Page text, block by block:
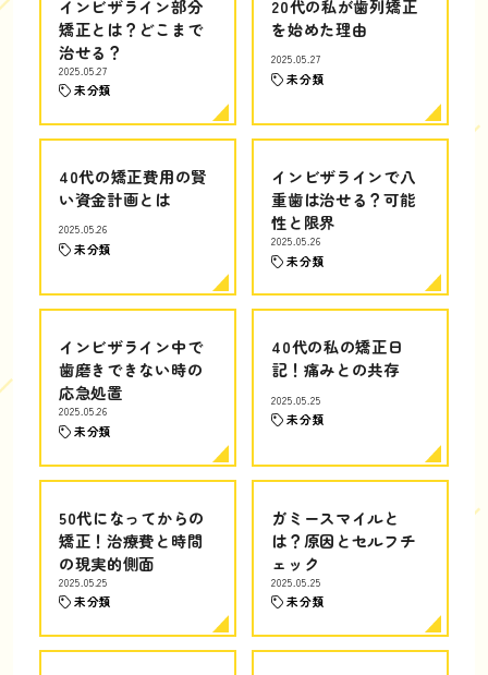
インビザライン部分
矯正とは？どこまで
治せる？
2025.05.27
未分類
20代の私が歯列矯正
を始めた理由
2025.05.27
未分類
40代の矯正費用の賢
い資金計画とは
2025.05.26
未分類
インビザラインで八
重歯は治せる？可能
性と限界
2025.05.26
未分類
インビザライン中で
歯磨きできない時の
応急処置
2025.05.26
未分類
40代の私の矯正日
記！痛みとの共存
2025.05.25
未分類
50代になってからの
矯正！治療費と時間
の現実的側面
2025.05.25
未分類
ガミースマイルと
は？原因とセルフチ
ェック
2025.05.25
未分類